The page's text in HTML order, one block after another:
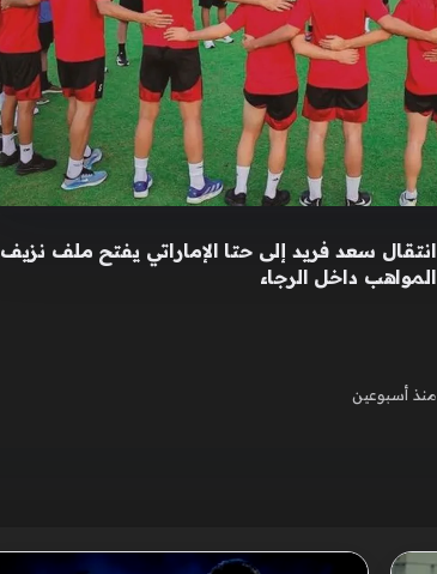
انتقال سعد فريد إلى حتا الإماراتي يفتح ملف نزيف
المواهب داخل الرجاء
منذ أسبوعين